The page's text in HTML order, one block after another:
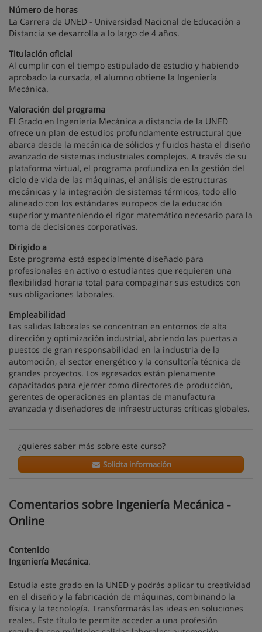
Número de horas
La Carrera de UNED - Universidad Nacional de Educación a
Distancia se desarrolla a lo largo de 4 años.
Titulación oficial
Al cumplir con el tiempo estipulado de estudio y habiendo
aprobado la cursada, el alumno obtiene la Ingeniería
Mecánica.
Valoración del programa
El Grado en Ingeniería Mecánica a distancia de la UNED
ofrece un plan de estudios profundamente estructural que
abarca desde la mecánica de sólidos y fluidos hasta el diseño
avanzado de sistemas industriales complejos. A través de su
plataforma virtual, el programa profundiza en la gestión del
ciclo de vida de las máquinas, el análisis de estructuras
mecánicas y la integración de sistemas térmicos, todo ello
alineado con los estándares europeos de la educación
superior y manteniendo el rigor matemático necesario para la
toma de decisiones corporativas.
Dirigido a
Este programa está especialmente diseñado para
profesionales en activo o estudiantes que requieren una
flexibilidad horaria total para compaginar sus estudios con
sus obligaciones laborales.
Empleabilidad
Las salidas laborales se concentran en entornos de alta
dirección y optimización industrial, abriendo las puertas a
puestos de gran responsabilidad en la industria de la
automoción, el sector energético y la consultoría técnica de
grandes proyectos. Los egresados están plenamente
capacitados para ejercer como directores de producción,
gerentes de operaciones en plantas de manufactura
avanzada y diseñadores de infraestructuras críticas globales.
¿quieres saber más sobre este curso?
Solicita información
Comentarios sobre Ingeniería Mecánica -
Online
Contenido
Ingeniería Mecánica.
Estudia este grado en la UNED y podrás aplicar tu creatividad
en el diseño y la fabricación de máquinas, combinando la
física y la tecnología. Transformarás las ideas en soluciones
reales. Este título te permite acceder a una profesión